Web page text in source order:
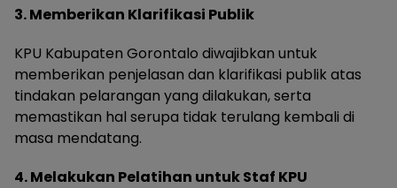
3. Memberikan Klarifikasi Publik
KPU Kabupaten Gorontalo diwajibkan untuk
memberikan penjelasan dan klarifikasi publik atas
tindakan pelarangan yang dilakukan, serta
memastikan hal serupa tidak terulang kembali di
masa mendatang.
4. Melakukan Pelatihan untuk Staf KPU